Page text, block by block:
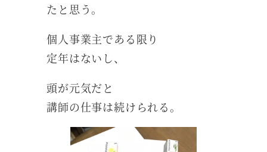
たと思う。
個人事業主である限り
定年はないし、
頭が元気だと
講師の仕事は続けられる。